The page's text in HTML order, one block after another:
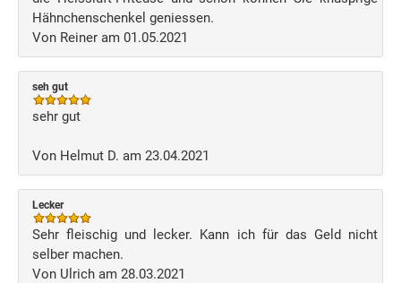
Hähnchenschenkel geniessen.
Von Reiner am 01.05.2021
seh gut
sehr gut
Von Helmut D. am 23.04.2021
Lecker
Sehr fleischig und lecker. Kann ich für das Geld nicht
selber machen.
Von Ulrich am 28.03.2021